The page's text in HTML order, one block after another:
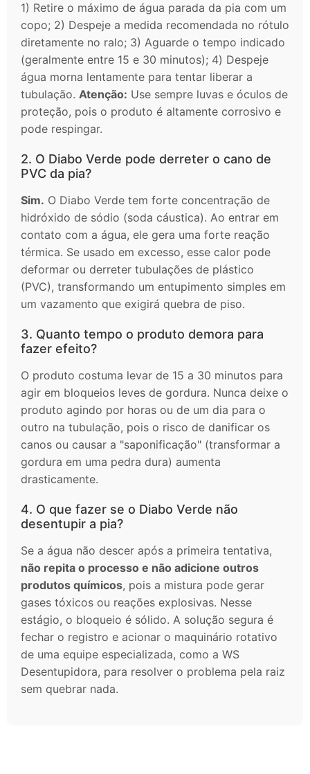
1) Retire o máximo de água parada da pia com um
copo; 2) Despeje a medida recomendada no rótulo
diretamente no ralo; 3) Aguarde o tempo indicado
(geralmente entre 15 e 30 minutos); 4) Despeje
água morna lentamente para tentar liberar a
tubulação. Atenção: Use sempre luvas e óculos de
proteção, pois o produto é altamente corrosivo e
pode respingar.
2. O Diabo Verde pode derreter o cano de
PVC da pia?
Sim. O Diabo Verde tem forte concentração de
hidróxido de sódio (soda cáustica). Ao entrar em
contato com a água, ele gera uma forte reação
térmica. Se usado em excesso, esse calor pode
deformar ou derreter tubulações de plástico
(PVC), transformando um entupimento simples em
um vazamento que exigirá quebra de piso.
3. Quanto tempo o produto demora para
fazer efeito?
O produto costuma levar de 15 a 30 minutos para
agir em bloqueios leves de gordura. Nunca deixe o
produto agindo por horas ou de um dia para o
outro na tubulação, pois o risco de danificar os
canos ou causar a "saponificação" (transformar a
gordura em uma pedra dura) aumenta
drasticamente.
4. O que fazer se o Diabo Verde não
desentupir a pia?
Se a água não descer após a primeira tentativa,
não repita o processo e não adicione outros
produtos químicos, pois a mistura pode gerar
gases tóxicos ou reações explosivas. Nesse
estágio, o bloqueio é sólido. A solução segura é
fechar o registro e acionar o maquinário rotativo
de uma equipe especializada, como a WS
Desentupidora, para resolver o problema pela raiz
sem quebrar nada.